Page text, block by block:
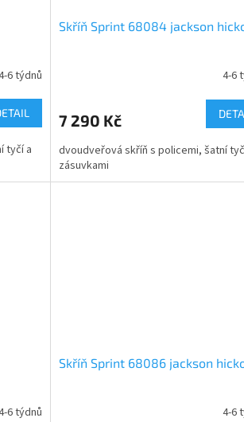
6 týdnů
tyčí a
Skříň Sprint 68084 jackson
4-6
7 290 Kč
dvoudveřová skříň s policemi, šatní
zásuvkami
6 týdnů
Skříň Sprint 68086 jackson
4-6